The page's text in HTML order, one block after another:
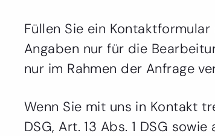
Füllen Sie ein
Angaben nur für die
nur im Rahmen der Anfrage
Wenn Sie mit uns in Kontakt
DSG, Art. 13 Abs. 1 DSG